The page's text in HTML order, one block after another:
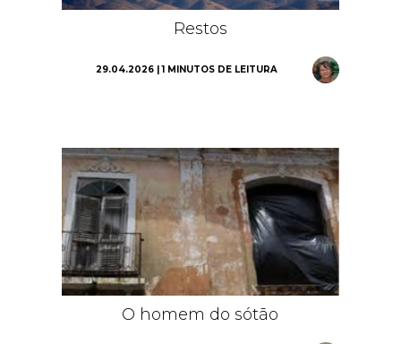
Restos
29.04.2026 | 1 MINUTOS DE LEITURA
O homem do sótão